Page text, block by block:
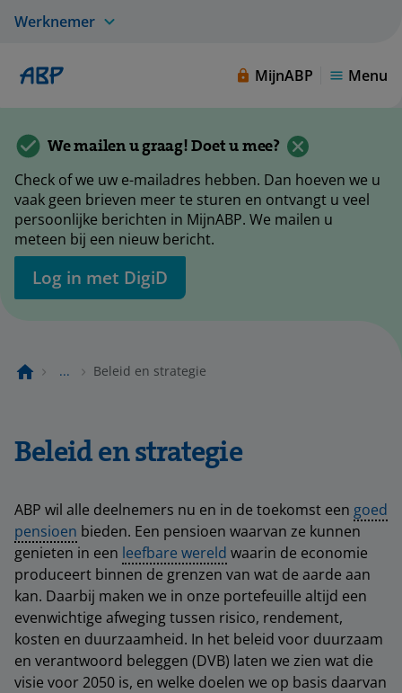
Werknemer
MijnABP Menu
We mailen u graag! Doet u mee?
Check of we uw e-mailadres hebben. Dan hoeven we u
vaak geen brieven meer te sturen en ontvangt u veel
persoonlijke berichten in MijnABP. We mailen u
meteen bij een nieuw bericht.
Log in met DigiD
... Beleid en strategie
Beleid en strategie
ABP wil alle deelnemers nu en in de toekomst een goed
pensioen bieden. Een pensioen waarvan ze kunnen
genieten in een leefbare wereld waarin de economie
produceert binnen de grenzen van wat de aarde aan
kan. Daarbij maken we in onze portefeuille altijd een
evenwichtige afweging tussen risico, rendement,
kosten en duurzaamheid. In het beleid voor duurzaam
en verantwoord beleggen (DVB) laten we zien wat die
visie voor 2050 is, en welke doelen we op basis daarvan